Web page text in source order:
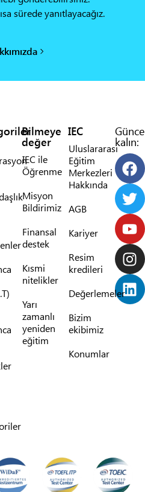
sürede yanıtlayacağız.
Bilmeye
değer
IEC ile
Öğrenme
Misyon
Bildirimiz
Finansal
destek
Kısmi
nitelikler
Yarı
zamanlı
yeniden
eğitim
IEC
Uluslararası
Eğitim
Merkezleri
Hakkında
AGB
Kariyer
Resim
kredileri
Değerlemeler
Bizim
ekibimiz
Konumlar
kalın: